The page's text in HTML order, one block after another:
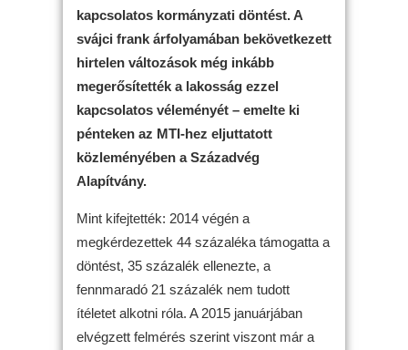
kapcsolatos kormányzati döntést. A
svájci frank árfolyamában bekövetkezett
hirtelen változások még inkább
megerősítették a lakosság ezzel
kapcsolatos véleményét – emelte ki
pénteken az MTI-hez eljuttatott
közleményében a Századvég
Alapítvány.
Mint kifejtették: 2014 végén a
megkérdezettek 44 százaléka támogatta a
döntést, 35 százalék ellenezte, a
fennmaradó 21 százalék nem tudott
ítéletet alkotni róla. A 2015 januárjában
elvégzett felmérés szerint viszont már a